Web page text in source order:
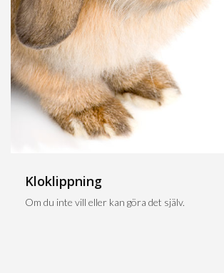
Kloklippning
Om du inte vill eller kan göra det själv.